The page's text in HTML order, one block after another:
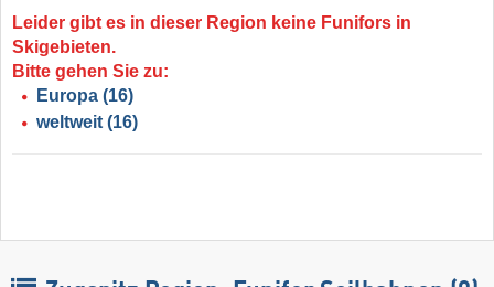
Leider gibt es in dieser Region keine Funifors in
Skigebieten.
Bitte gehen Sie zu:
Europa (16)
weltweit (16)